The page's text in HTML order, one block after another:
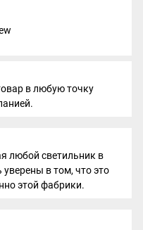
в любую точку
любой светильник в
в том, что это
этой фабрики.